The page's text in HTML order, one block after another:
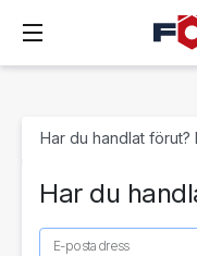
Har du handlat förut?
Har du
E-postadress